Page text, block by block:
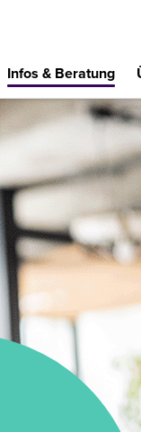
Infos & Beratung